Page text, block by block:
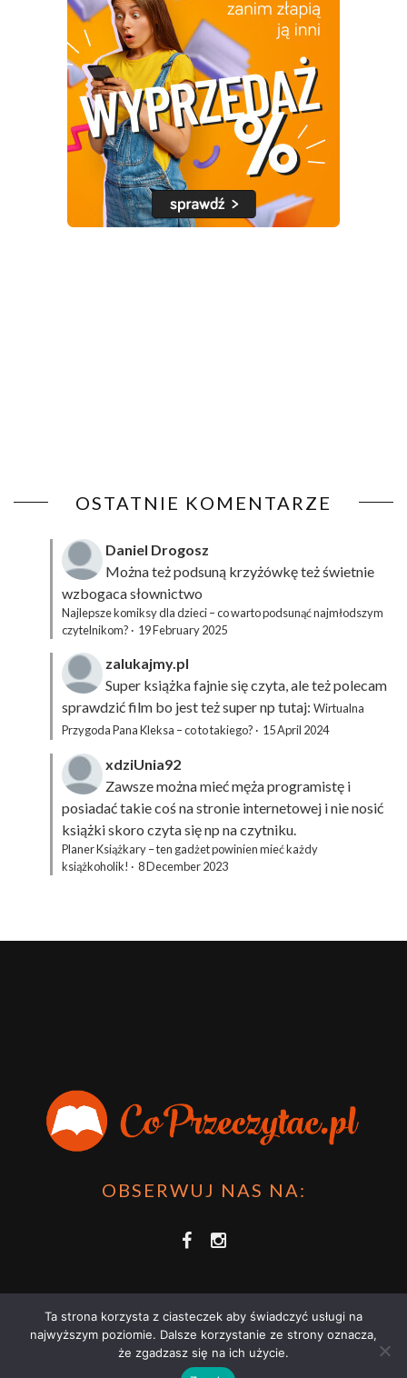
OSTATNIE KOMENTARZE
Daniel Drogosz
Można też podsuną krzyżówkęteż świetnie
wzbogaca słownictwo
Najlepsze komiksy dla dzieci – co warto podsunąć najmłodszym
czytelnikom? · 19 February 2025
zalukajmy.pl
Super książka fajnie się czyta, ale też polecam
sprawdzić film bo jest też super np tutaj: Wirtualna
Przygoda Pana Kleksa – co to takiego? · 15 April 2024
xdziUnia92
Zawsze można mieć męża programistę i
posiadać takie coś na stronie internetowej i nie nosić
książki skoro czyta się np na czytniku.
Planer Książkary – ten gadżet powinien mieć każdy
książkoholik! · 8 December 2023
OBSERWUJ NAS NA:
COPRZECZYTAĆ.PL 2021 | STRONA WYKORZYSTUJE PLIKI COOKIES |
Ta strona korzysta z ciasteczek aby świadczyć usługi na
najwyższym poziomie. Dalsze korzystanie ze strony oznacza,
że zgadzasz się na ich użycie.